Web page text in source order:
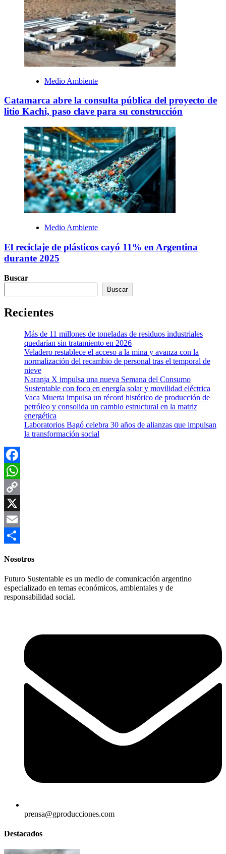
Medio Ambiente
Catamarca abre la consulta pública del proyecto de
litio Kachi, paso clave para su construcción
Medio Ambiente
El reciclaje de plásticos cayó 11% en Argentina
durante 2025
Buscar
Buscar
Recientes
Más de 11 millones de toneladas de residuos industriales
quedarían sin tratamiento en 2026
Veladero restablece el acceso a la mina y avanza con la
normalización del recambio de personal tras el temporal de
nieve
Naranja X impulsa una nueva Semana del Consumo
Sustentable con foco en energía solar y movilidad eléctrica
Vaca Muerta impulsa un récord histórico de producción de
petróleo y consolida un cambio estructural en la matriz
energética
Laboratorios Bagó celebra 30 años de alianzas que impulsan
la transformación social
Facebook
WhatsApp
Copy
Link
X
Email
Nosotros
Futuro Sustentable es un medio de comunicación argentino
especializado en temas económicos, ambientales y de
responsabilidad social.
prensa@gproducciones.com
Destacados